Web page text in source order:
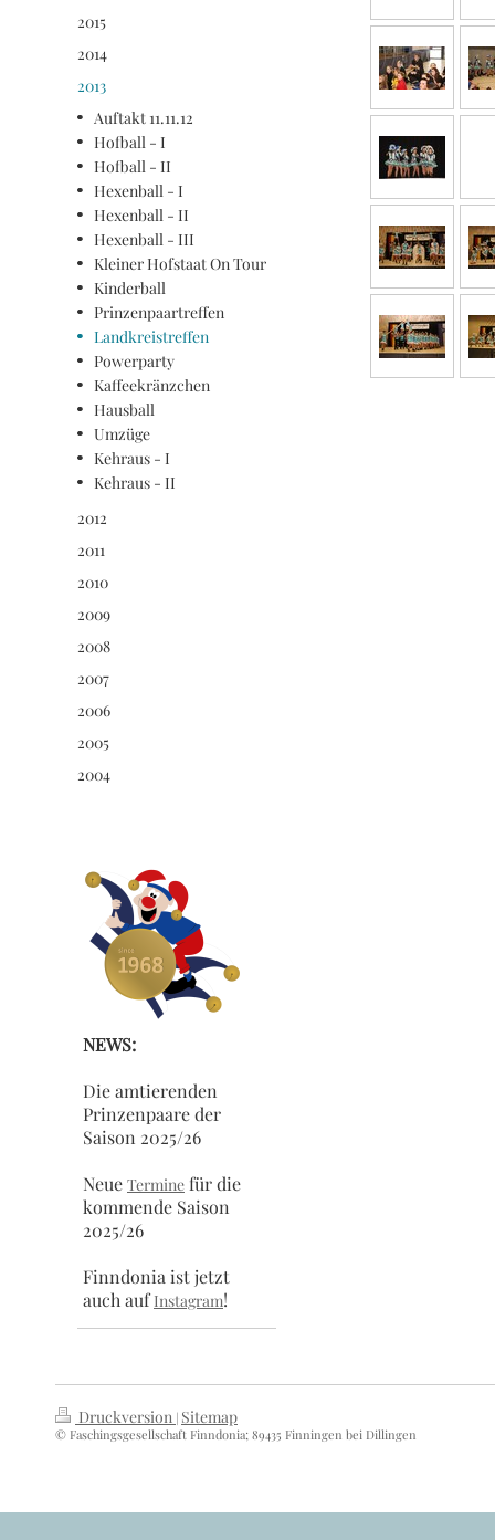
2015
2014
2013
Auftakt 11.11.12
Hofball - I
Hofball - II
Hexenball - I
Hexenball - II
Hexenball - III
Kleiner Hofstaat On Tour
Kinderball
Prinzenpaartreffen
Landkreistreffen
Powerparty
Kaffeekränzchen
Hausball
Umzüge
Kehraus - I
Kehraus - II
2012
2011
2010
2009
2008
2007
2006
2005
2004
NEWS:
Die amtierenden
Prinzenpaare der
Saison 2025/26
Neue Termine für die
kommende Saison
2025/26
Finndonia ist jetzt
auch aufInstagram!
Druckversion | Sitemap
© Faschingsgesellschaft Finndonia; 89435 Finningen bei Dillingen